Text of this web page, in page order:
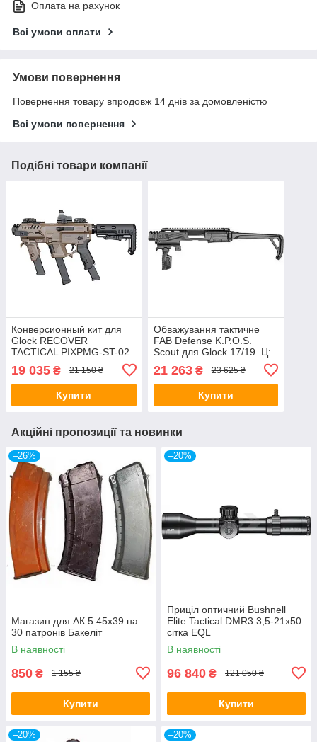
Оплата на рахунок
Всі умови оплати
Умови повернення
Повернення товару впродовж 14 днів за домовленістю
Всі умови повернення
Подібні товари компанії
Конверсионный кит для
Glock RECOVER
TACTICAL PIXPMG-ST-02
19 035 ₴ 21 150 ₴
Купити
Обважування тактичне
FAB Defense K.P.O.S.
Scout для Glock 17/19. Ц:
21 263₴ 23 625 ₴
Купити
Акційні пропозиції та новинки
–26%
Магазин для АК 5.45х39 на
30 патронів Бакеліт
В наявності
850 ₴ 1 155 ₴
Купити
–20%
Приціл оптичний Bushnell
Elite Tactical DMR3 3,5-21x50
сітка EQL
В наявності
96 840 ₴ 121 050 ₴
Купити
–20% –20%